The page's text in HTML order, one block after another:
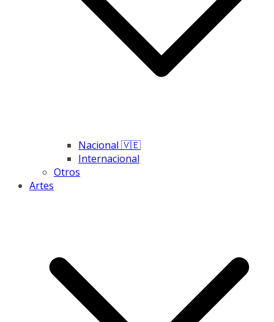
Nacional 🇻🇪
Internacional
Otros
Artes